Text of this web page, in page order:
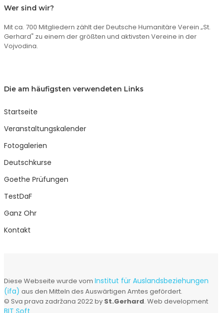
Wer sind wir?
Mit ca. 700 Mitgliedern zählt der Deutsche Humanitäre Verein „St.
Gerhard" zu einem der größten und aktivsten Vereine in der
Vojvodina.
Die am häufigsten verwendeten Links
Startseite
Veranstaltungskalender
Fotogalerien
Deutschkurse
Goethe Prüfungen
TestDaF
Ganz Ohr
Kontakt
Diese Webseite wurde vom Institut für Auslandsbeziehungen
(ifa) aus den Mitteln des Auswärtigen Amtes gefördert.
© Sva prava zadržana 2022 by St.Gerhard. Web development
BIT Soft